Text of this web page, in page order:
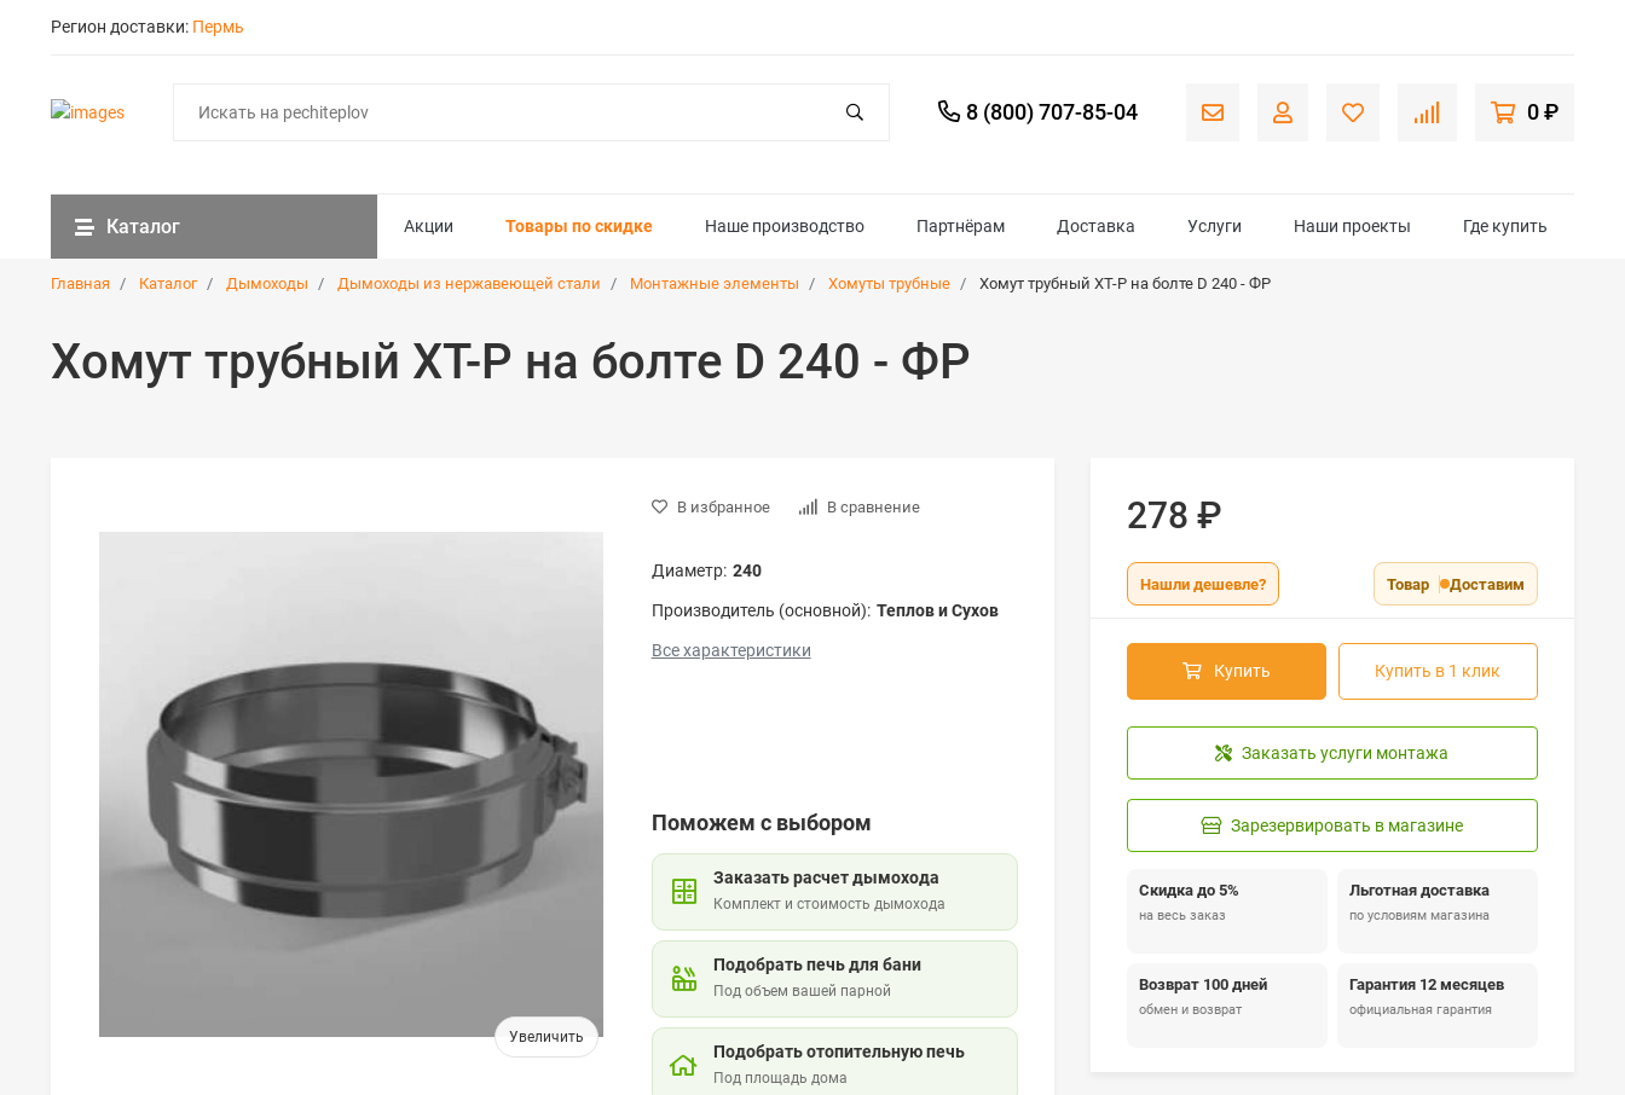
Регион доставки: Пермь
8 (800) 707-85-04 0 ₽
Каталог Акции Товары по скидке Наше производство Партнёрам Доставка Услуги Наши проекты Где купить
Главная Каталог Дымоходы Дымоходы из нержавеющей стали Монтажные элементы Хомуты трубные Хомут трубный ХТ-Р на болте D 240 - ФР
Хомут трубный ХТ-Р на болте D 240 - ФР
В избранное В сравнение
Диаметр: 240
Производитель (основной): Теплов и Сухов
Все характеристики
Поможем с выбором
Заказать расчет дымохода
Комплект и стоимость дымохода
Подобрать печь для бани
Под объем вашей парной
Подобрать отопительную печь
Под площадь дома
278 ₽
Нашли дешевле? Товар Доставим
Купить Купить в 1 клик
Заказать услуги монтажа
Зарезервировать в магазине
Скидка до 5%
на весь заказ
Льготная доставка
по условиям магазина
Возврат 100 дней
обмен и возврат
Гарантия 12 месяцев
официальная гарантия